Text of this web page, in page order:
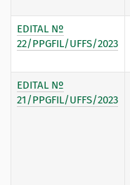
EDITAL Nº
22/PPGFIL/UFFS/2023
EDITAL Nº
21/PPGFIL/UFFS/2023